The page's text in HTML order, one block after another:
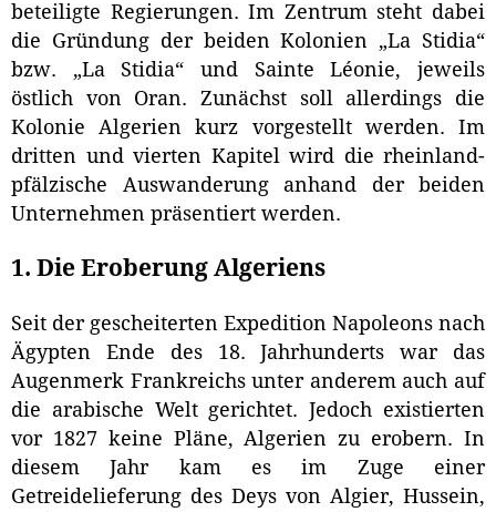
beteiligte Regierungen. Im Zentrum steht dabei
die Gründung der beiden Kolonien „La Stidia“
bzw. „La Stidia“ und Sainte Léonie, jeweils
östlich von Oran. Zunächst soll allerdings die
Kolonie Algerien kurz vorgestellt werden. Im
dritten und vierten Kapitel wird die rheinland-
pfälzische Auswanderung anhand der beiden
Unternehmen präsentiert werden.
1. Die Eroberung Algeriens
Seit der gescheiterten Expedition Napoleons nach
Ägypten Ende des 18. Jahrhunderts war das
Augenmerk Frankreichs unter anderem auch auf
die arabische Welt gerichtet. Jedoch existierten
vor 1827 keine Pläne, Algerien zu erobern. In
diesem Jahr kam es im Zuge einer
Getreidelieferung des Deys von Algier, Hussein,